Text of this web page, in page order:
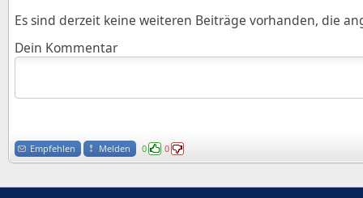
Es sind derzeit keine weiteren Beiträge vorhanden, die
Dein Kommentar
Empfehlen Melden 0 0